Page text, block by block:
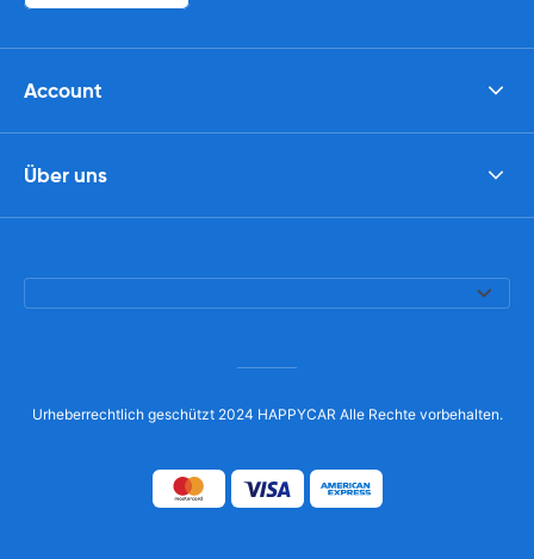
Account
Über uns
Urheberrechtlich geschützt 2024 HAPPYCAR Alle Rechte vorbehalten.